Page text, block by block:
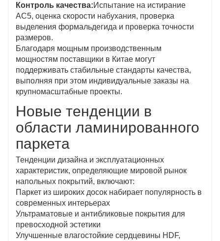
Контроль качества:Испытание на истирание
AC5, оценка скорости набухания, проверка
выделения формальдегида и проверка точности
размеров.
Благодаря мощным производственным
мощностям поставщики в Китае могут
поддерживать стабильные стандарты качества,
выполняя при этом индивидуальные заказы на
крупномасштабные проекты.
Новые тенденции в
области ламинированного
паркета
Тенденции дизайна и эксплуатационных
характеристик, определяющие мировой рынок
напольных покрытий, включают:
Паркет из широких досок набирает популярность в
современных интерьерах
Ультраматовые и антибликовые покрытия для
превосходной эстетики
Улучшенные влагостойкие сердцевины HDF,